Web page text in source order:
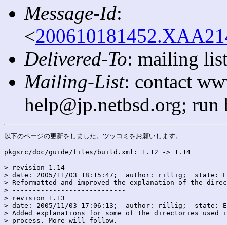
Message-Id:
<
Delivered-To: mailing
Mailing-List: contact
help@jp.netbsd.org;
以下のページの更新をしました。ツッコミをお願いします。
pkgsrc/doc/guide/files/build.xml: 1.12 -> 1.14
> revision 1.14
> date: 2005/11/03 18:15:47;  author: rillig;  state:
> Reformatted and improved the explanation of the
> ----------------------------
> revision 1.13
> date: 2005/11/03 17:06:13;  author: rillig;  state:
> Added explanations for some of the directories used
> process. More will follow.